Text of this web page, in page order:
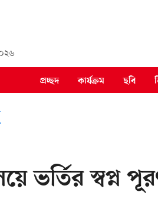
প্রচ্ছদ কার্যক্রম ছবি
ভর্তির